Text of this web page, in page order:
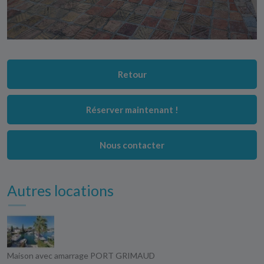
Retour
Réserver maintenant !
Nous contacter
Autres locations
Maison avec amarrage PORT GRIMAUD